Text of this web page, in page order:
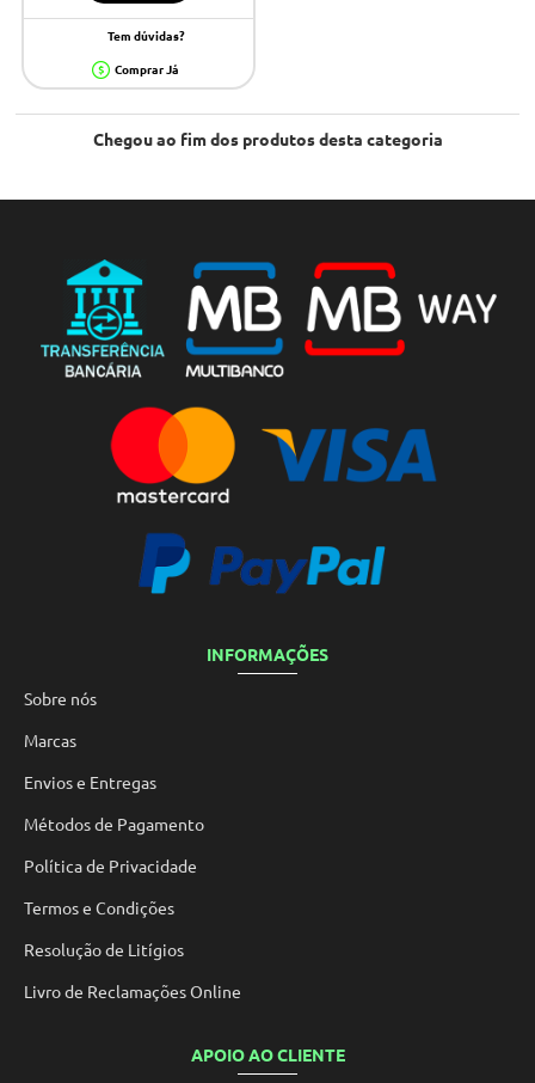
Tem dúvidas?
Comprar Já
Chegou ao fim dos produtos desta categoria
INFORMAÇÕES
Sobre nós
Marcas
Envios e Entregas
Métodos de Pagamento
Política de Privacidade
Termos e Condições
Resolução de Litígios
Livro de Reclamações Online
APOIO AO CLIENTE